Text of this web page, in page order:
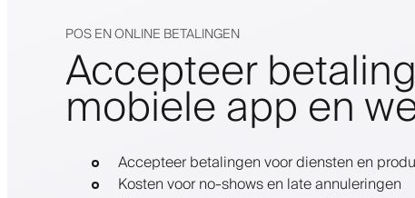
POS EN ONLINE BETALINGEN
Accepteer
mobiele app en
Accepteer betalingen voor diensten en
Kosten voor no-shows en late annuleringen